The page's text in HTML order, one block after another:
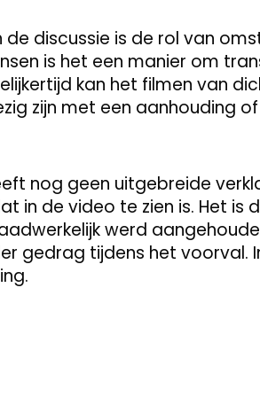
de discussie is de rol van
is het een manier om
kan het filmen van
zijn met een aanhouding
nog geen uitgebreide
in de video te zien is. Het is
werd
gedrag tijdens het voorval.